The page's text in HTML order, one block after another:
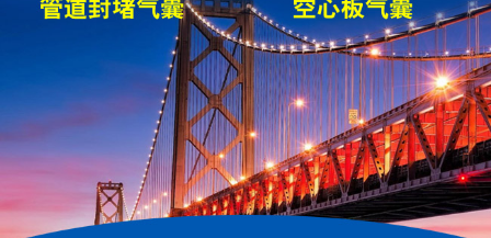
管道封堵气囊（橡胶水
堵）
管道封堵气囊